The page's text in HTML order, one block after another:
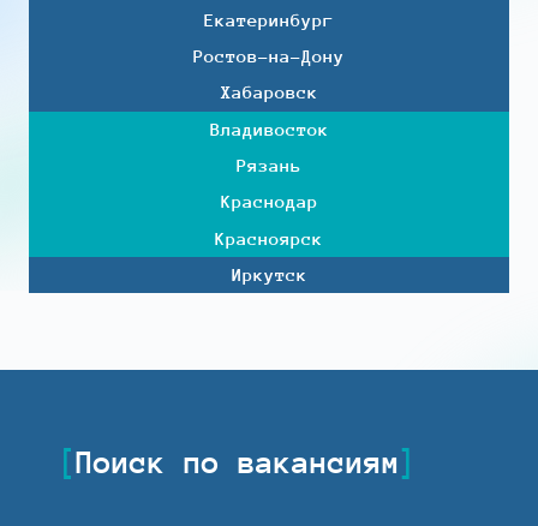
Екатеринбург
Ростов-на-Дону
Хабаровск
Владивосток
Рязань
Краснодар
Красноярск
Иркутск
Поиск по вакансиям